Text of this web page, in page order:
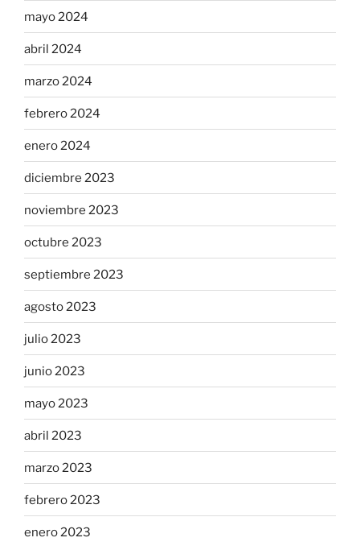
mayo 2024
abril 2024
marzo 2024
febrero 2024
enero 2024
diciembre 2023
noviembre 2023
octubre 2023
septiembre 2023
agosto 2023
julio 2023
junio 2023
mayo 2023
abril 2023
marzo 2023
febrero 2023
enero 2023